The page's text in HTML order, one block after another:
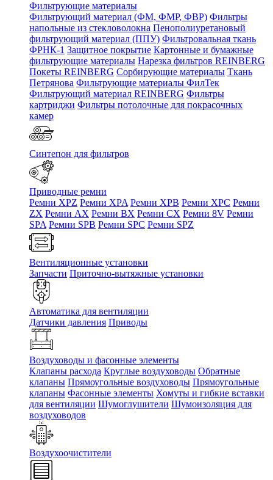
Фильтрующие материалы
Фильтрующий материал (ФМ, ФМР, ФВР) Фильтры
напольные из стекловолокна Пенополиуретановый
фильтрующий материал (ППУ) Фильтровальная ткань
ФРНК-1 Защитное покрытие Картонные и бумажные
фильтрующие материалы Нарезка фильтров REINBERG
Покеты REINBERG Сорбирующие материалы Ткань
Петрянова Фильтрующие материалы ФилТек
Фильтрующий материал REINBERG Фильтры
картриджи Фильтры потолочные для покрасочных
камер
Синтепон для фильтров
Приводные ремни
Ремни XPZ Ремни XPA Ремни XPB Ремни XPC Ремни
ZX Ремни AX Ремни BX Ремни CX Ремни 8V Ремни
SPA Ремни SPB Ремни SPC Ремни SPZ
Вентиляционные установки
Запчасти Приточно-вытяжные установки
Автоматика для вентиляции
Датчики давления Приводы
Воздуховоды и фасонные элементы
Клапаны расхода Круглые воздуховоды Обратные
клапаны Прямоугольные воздуховоды Прямоугольные
клапаны Фасонные элементы Хомуты и гибкие вставки
для вентиляции Шумоглушители Шумоизоляция для
воздуховодов
Воздухоочистители